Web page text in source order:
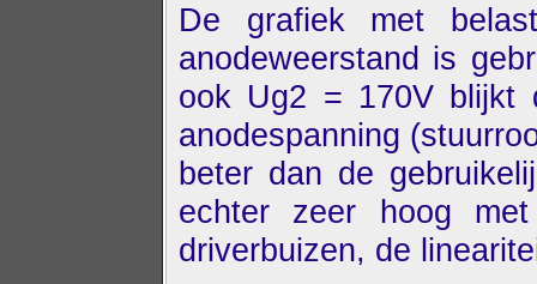
De grafiek met
anodeweerstand is
ook Ug2 = 170V blijkt
anodespanning
beter dan de
echter zeer hoog
driverbuizen, de